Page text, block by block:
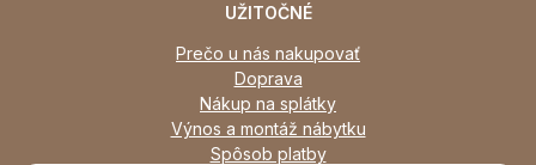
UŽITOČNÉ
Prečo u nás nakupovať
Doprava
Nákup na splátky
Výnos a montáž nábytku
Spôsob platby